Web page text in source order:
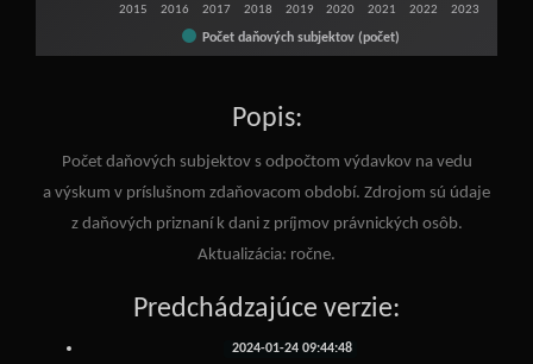
Počet daňových subjektov (počet)
2015 2016 2017 2018 2019 2020 2021 2022 2023
Popis:
Počet daňových subjektov s odpočtom výdavkov na vedu
a výskum v príslušnom zdaňovacom období. Zdrojom sú údaje
z daňových priznaní k dani z príjmov právnických osôb.
Aktualizácia: ročne.
Predchádzajúce verzie:
2024-01-24 09:44:48